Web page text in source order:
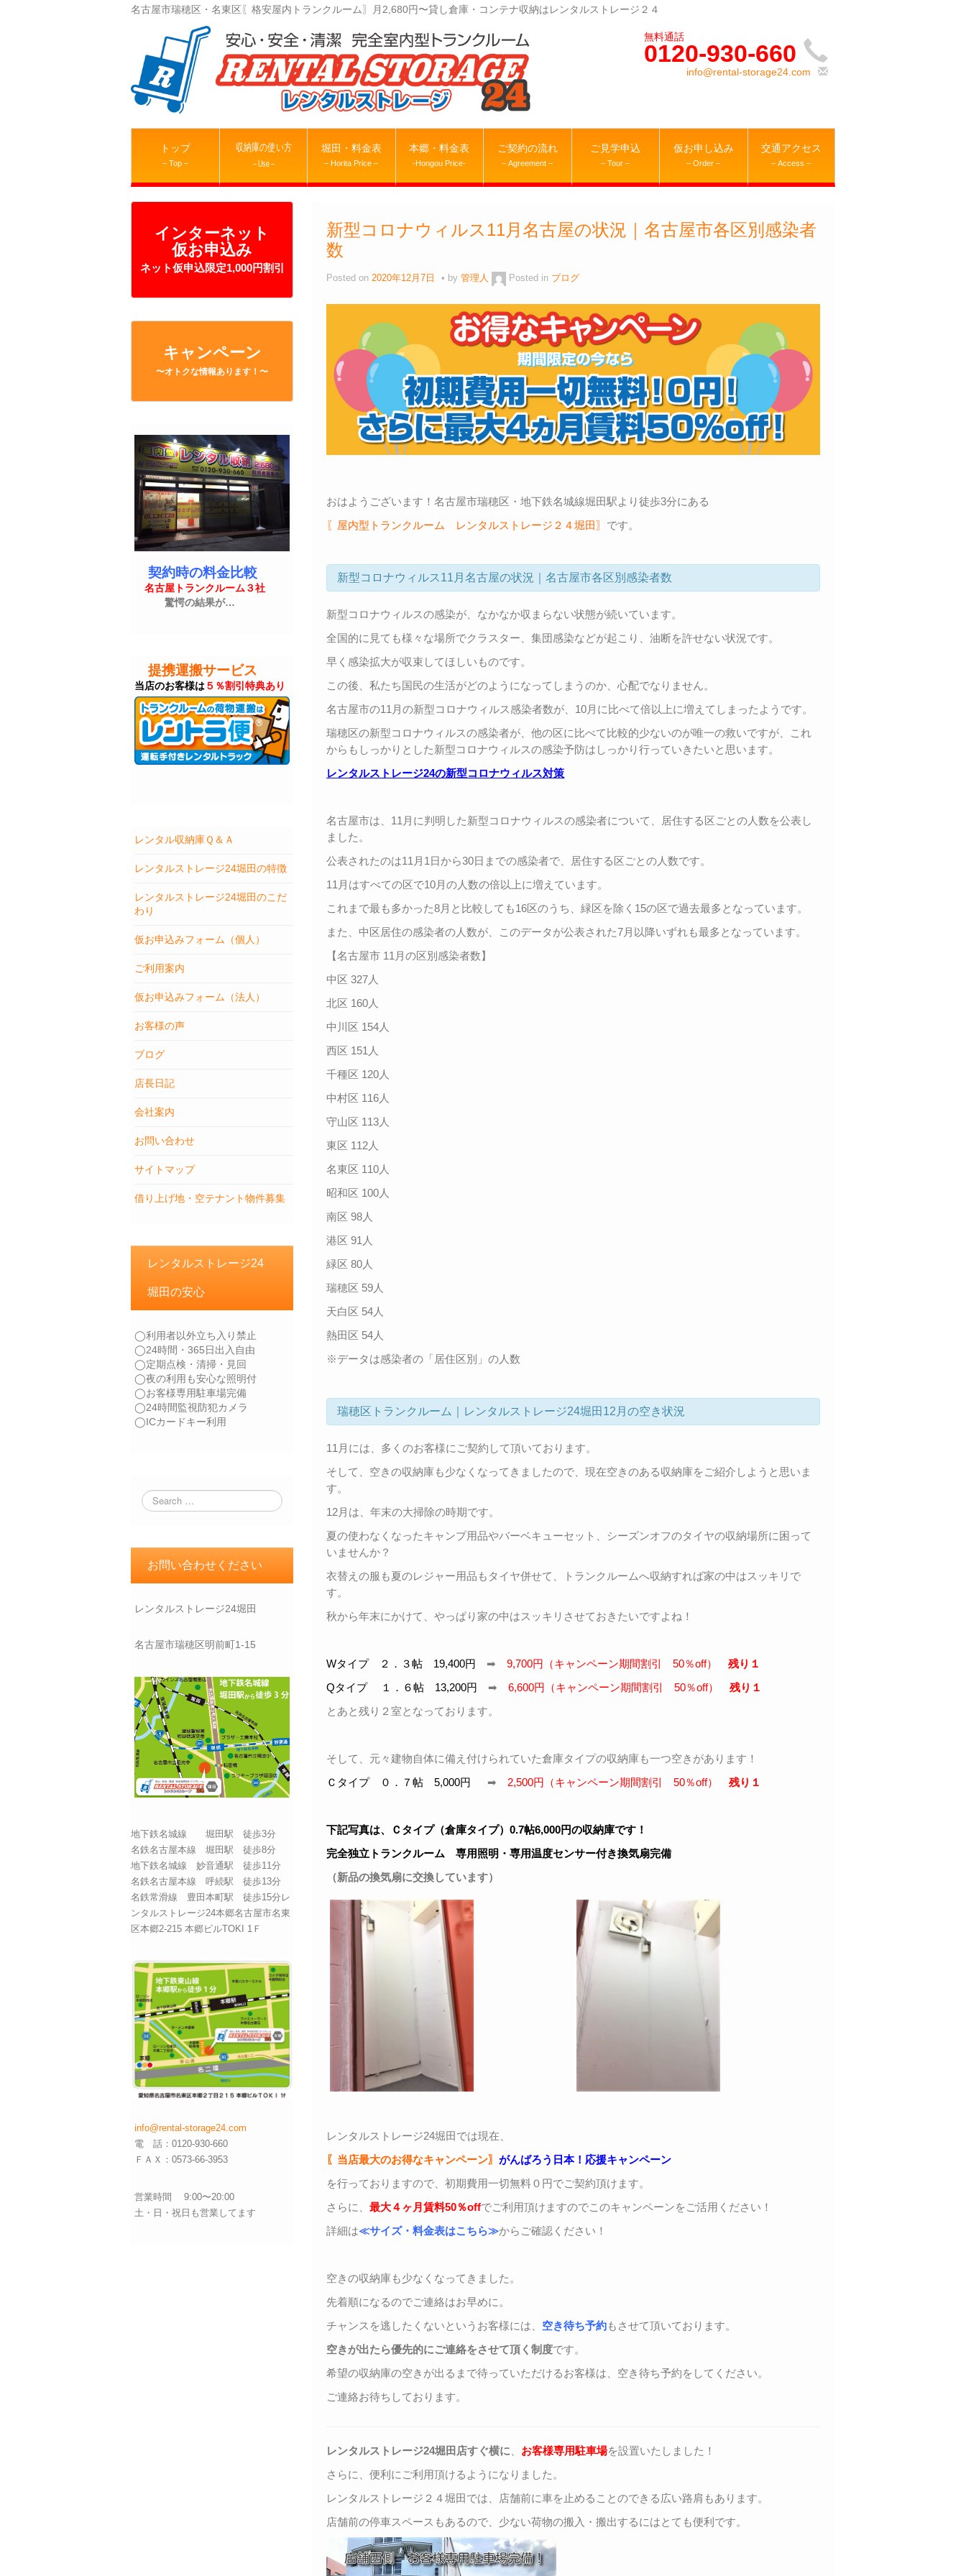
名古屋市瑞穂区・名東区〖格安屋内トランクルーム〗月2,680円〜貸し倉庫・コンテナ収納はレンタルストレージ２４
0120-930-660
info@rental-storage24.com
トップ
– Top –
収納庫の使い方
– Use –
堀田・料金表
– Horita Price –
本郷・料金表
-Hongou Price-
ご契約の流れ
– Agreement –
ご見学申込
– Tour –
仮お申し込み
– Order –
交通アクセス
– Access –
インターネット
仮お申込み
ネット仮申込限定1,000円割引
キャンペーン
〜オトクな情報あります！〜
契約時の料金比較
名古屋トランクルーム３社
驚愕の結果が…
提携運搬サービス
当店のお客様は５％割引特典あり
レンタル収納庫Ｑ＆Ａ
レンタルストレージ24堀田の特徴
レンタルストレージ24堀田のこだ
わり
仮お申込みフォーム（個人）
ご利用案内
仮お申込みフォーム（法人）
お客様の声
ブログ
店長日記
会社案内
お問い合わせ
サイトマップ
借り上げ地・空テナント物件募集
レンタルストレージ24
堀田の安心
◯利用者以外立ち入り禁止
◯24時間・365日出入自由
◯定期点検・清掃・見回
◯夜の利用も安心な照明付
◯お客様専用駐車場完備
◯24時間監視防犯カメラ
◯ICカードキー利用
お問い合わせください
レンタルストレージ24堀田
名古屋市瑞穂区明前町1-15
地下鉄名城線 堀田駅 徒歩3分
名鉄名古屋本線 堀田駅 徒歩8分
地下鉄名城線 妙音通駅 徒歩11分
名鉄名古屋本線 呼続駅 徒歩13分
名鉄常滑線 豊田本町駅 徒歩15分レ
ンタルストレージ24本郷名古屋市名東
区本郷2-215 本郷ビルTOKI 1Ｆ
info@rental-storage24.com
電 話：0120-930-660
ＦＡＸ：0573-66-3953
営業時間 9:00〜20:00
土・日・祝日も営業してます
新型コロナウィルス11月名古屋の状況｜名古屋市各区別感染者
数
Posted on2020年12月7日 by管理人 Posted in ブログ
おはようございます！名古屋市瑞穂区・地下鉄名城線堀田駅より徒歩3分にある
〖屋内型トランクルーム レンタルストレージ２４堀田〗 です。
新型コロナウィルス11月名古屋の状況｜名古屋市各区別感染者数
新型コロナウィルスの感染が、なかなか収まらない状態が続いています。
全国的に見ても様々な場所でクラスター、集団感染などが起こり、油断を許せない状況です。
早く感染拡大が収束してほしいものです。
この後、私たち国民の生活がどのようになってしまうのか、心配でなりません。
名古屋市の11月の新型コロナウィルス感染者数が、10月に比べて倍以上に増えてしまったようです。
瑞穂区の新型コロナウィルスの感染者が、他の区に比べて比較的少ないのが唯一の救いですが、これ
からもしっかりとした新型コロナウィルスの感染予防はしっかり行っていきたいと思います。
レンタルストレージ24の新型コロナウィルス対策
名古屋市は、11月に判明した新型コロナウィルスの感染者について、居住する区ごとの人数を公表し
ました。
公表されたのは11月1日から30日までの感染者で、居住する区ごとの人数です。
11月はすべての区で10月の人数の倍以上に増えています。
これまで最も多かった8月と比較しても16区のうち、緑区を除く15の区で過去最多となっています。
また、中区居住の感染者の人数が、このデータが公表された7月以降いずれも最多となっています。
【名古屋市 11月の区別感染者数】
中区 327人
北区 160人
中川区 154人
西区 151人
千種区 120人
中村区 116人
守山区 113人
東区 112人
名東区 110人
昭和区 100人
南区 98人
港区 91人
緑区 80人
瑞穂区 59人
天白区 54人
熱田区 54人
※データは感染者の「居住区別」の人数
瑞穂区トランクルーム｜レンタルストレージ24堀田12月の空き状況
11月には、多くのお客様にご契約して頂いております。
そして、空きの収納庫も少なくなってきましたので、現在空きのある収納庫をご紹介しようと思いま
す。
12月は、年末の大掃除の時期です。
夏の使わなくなったキャンプ用品やバーベキューセット、シーズンオフのタイヤの収納場所に困って
いませんか？
衣替えの服も夏のレジャー用品もタイヤ併せて、トランクルームへ収納すれば家の中はスッキリで
す。
秋から年末にかけて、やっぱり家の中はスッキリさせておきたいですよね！
Wタイプ ２．３帖 19,400円 ➡9,700円（キャンペーン期間割引 50％off）残り１
Qタイプ １．６帖 13,200円 ➡6,600円（キャンペーン期間割引 50％off）残り１
とあと残り２室となっております。
そして、元々建物自体に備え付けられていた倉庫タイプの収納庫も一つ空きがあります！
Ｃタイプ ０．７帖 5,000円 ➡ 2,500円（キャンペーン期間割引 50％off）残り１
下記写真は、Ｃタイプ（倉庫タイプ）0.7帖6,000円の収納庫です！
完全独立トランクルーム 専用照明・専用温度センサー付き換気扇完備
（新品の換気扇に交換しています）
レンタルストレージ24堀田では現在、
〖当店最大のお得なキャンペーン〗がんばろう日本！応援キャンペーン
を行っておりますので、初期費用一切無料０円でご契約頂けます。
さらに、最大４ヶ月賃料50％offでご利用頂けますのでこのキャンペーンをご活用ください！
詳細は≪サイズ・料金表はこちら≫からご確認ください！
空きの収納庫も少なくなってきました。
先着順になるのでご連絡はお早めに。
チャンスを逃したくないというお客様には、 空き待ち予約もさせて頂いております。
空きが出たら優先的にご連絡をさせて頂く制度です。
希望の収納庫の空きが出るまで待っていただけるお客様は、空き待ち予約をしてください。
ご連絡お待ちしております。
レンタルストレージ24堀田店すぐ横に お客様専用駐車場を設置いたしました！
さらに、便利にご利用頂けるようになりました。
レンタルストレージ２４堀田では、店舗前に車を止めることのできる広い路肩もあります。
店舗前の停車スペースもあるので、少ない荷物の搬入・搬出するにはとても便利です。